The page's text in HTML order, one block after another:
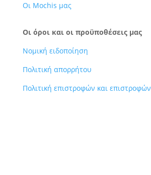
Οι Mochis μας
Οι όροι και οι προϋποθέσεις μας
Νομική ειδοποίηση
Πολιτική απορρήτου
Πολιτική επιστροφών και επιστροφών